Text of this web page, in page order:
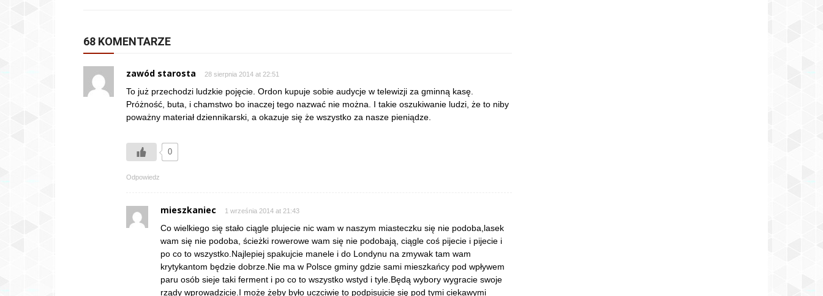
68 KOMENTARZE
zawód starosta 28 sierpnia 2014 at 22:51
To już przechodzi ludzkie pojęcie. Ordon kupuje sobie audycje w telewizji za gminną kasę.
Próżność, buta, i chamstwo bo inaczej tego nazwać nie można. I takie oszukiwanie ludzi, że to niby
poważny materiał dziennikarski, a okazuje się że wszystko za nasze pieniądze.
0
Odpowiedz
mieszkaniec 1 września 2014 at 21:43
Co wielkiego się stało ciągle plujecie nic wam w naszym miasteczku się nie podoba,lasek
wam się nie podoba, ścieżki rowerowe wam się nie podobają, ciągle coś pijecie i pijecie i
po co to wszystko.Najlepiej spakujcie manele i do Londynu na zmywak tam wam
krytykantom będzie dobrze.Nie ma w Polsce gminy gdzie sami mieszkańcy pod wpływem
paru osób sieje taki ferment i po co to wszystko wstyd i tyle.Będą wybory wygracie swoje
rządy wprowadzicie.I może żeby było uczciwie to podpisujcie się pod tymi ciekawymi